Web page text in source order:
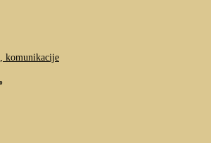
komunikacije